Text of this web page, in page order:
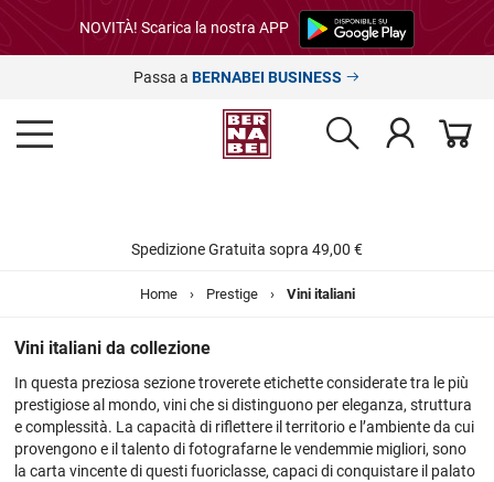
NOVITÀ! Scarica la nostra APP
Passa a BERNABEI BUSINESS
Spedizione Gratuita sopra 49,00 €
Home › Prestige › Vini italiani
Vini italiani da collezione
In questa preziosa sezione troverete etichette considerate tra le più
prestigiose al mondo, vini che si distinguono per eleganza, struttura
e complessità. La capacità di riflettere il territorio e l’ambiente da cui
provengono e il talento di fotografarne le vendemmie migliori, sono
la carta vincente di questi fuoriclasse, capaci di conquistare il palato